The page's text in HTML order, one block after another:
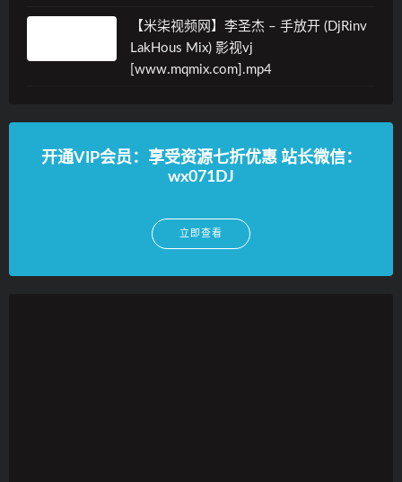
【米柒视频网】李圣杰 – 手放开 (DjRinv
LakHous Mix) 影视vj
[www.mqmix.com].mp4
开通VIP会员：享受资源七折优惠 站长微信：
wx071DJ
立即查看